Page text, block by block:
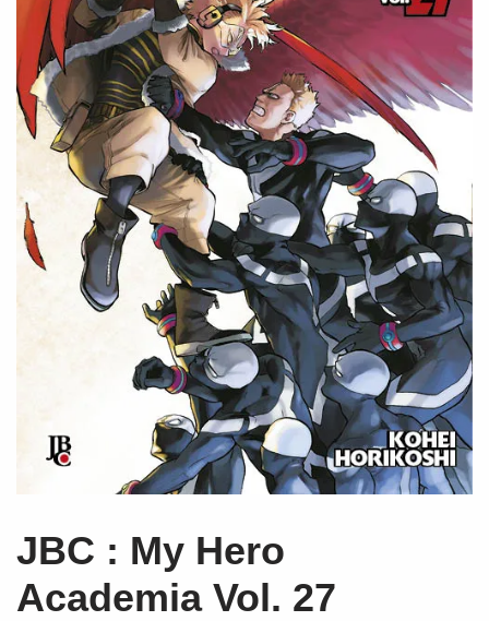
JBC : My Hero
Academia Vol. 27